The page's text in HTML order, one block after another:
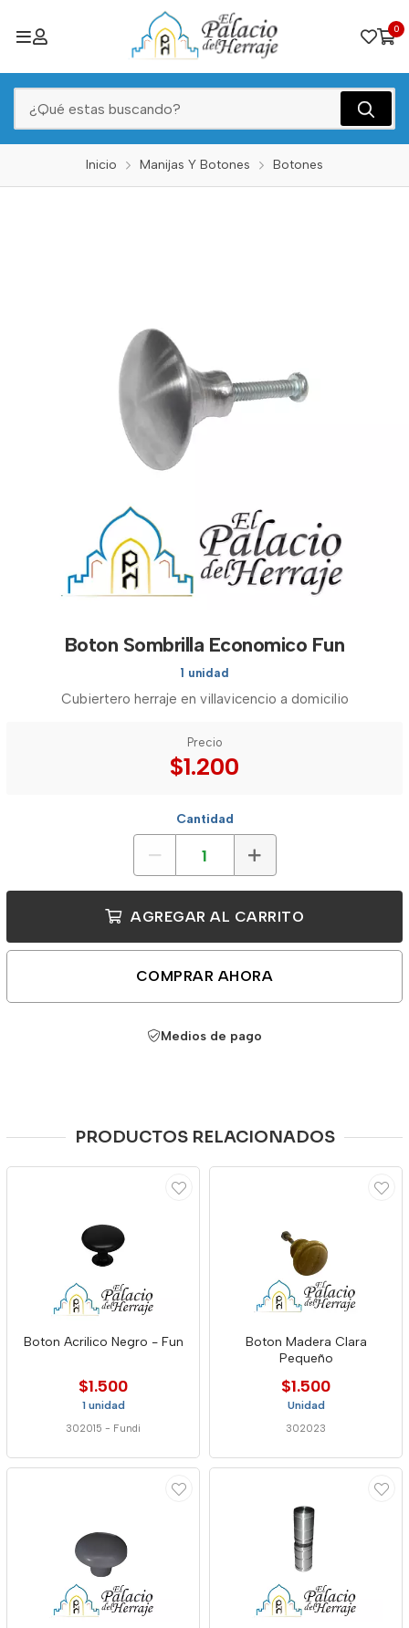
0
Inicio Manijas Y Botones Botones
Boton Sombrilla Economico Fun
1 unidad
Cubiertero herraje en villavicencio a domicilio
Precio
$1.200
Cantidad
AGREGAR AL CARRITO
COMPRAR AHORA
Medios de pago
PRODUCTOS RELACIONADOS
Boton Acrilico Negro - Fun
$1.500
1 unidad
302015 - Fundi
Boton Madera Clara
Pequeño
$1.500
Unidad
302023